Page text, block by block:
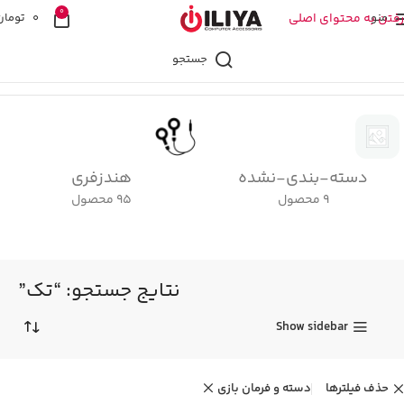
رفتن به محتوای اصلی
منو 0
0
جستجو
نتیجه جستجو برای “تک”
دسته-بندی-نشده
9 محصول
هندزفری
95 محصول
نتایج جستجو: “تک”
Show sidebar
حذف فیلترها دسته و فرمان بازی